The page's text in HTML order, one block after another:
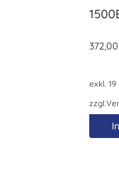
exkl. 19
zzgl.